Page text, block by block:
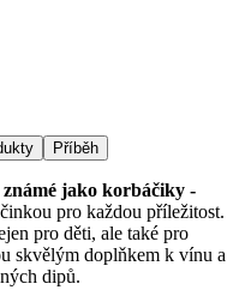
Příběh
jako korbáčiky -
pro každou příležitost.
pro děti, ale také pro
skvělým doplňkem k vínu a
dipů.